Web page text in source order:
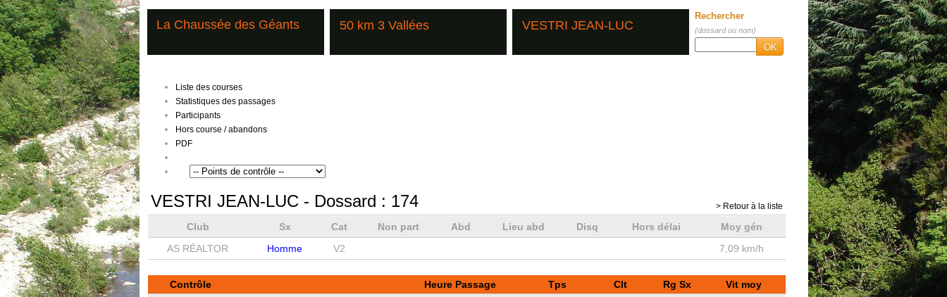
La Chaussée des Géants 50 km 3 Vallées VESTRI JEAN-LUC
Rechercher
(dossard ou nom)
OK
Liste des courses
Statistiques des passages
Participants
Hors course / abandons
PDF
VESTRI JEAN-LUC - Dossard : 174 > Retour à la liste
Club Sx Cat Non part Abd Lieu abd Disq Hors délai
Moy gén
AS RÉALTOR
Homme V2 7,09 km/h
Contrôle Heure Passage Tps Clt Rg Sx
Vit moy